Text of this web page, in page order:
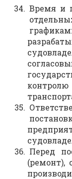
Время и
контролю
Перед
(ремонт),